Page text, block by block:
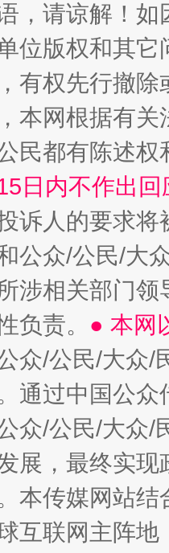
境
，请谅解！
位版权和其它
有权先行撤
本网根据有
民都有陈述
日内不作出
诉人的要求将
公众/公民/大
涉相关部门
负责。 ● 本网
众/公民/大众
通过中国公
众/公民/大众
展，最终实
本传媒网站
互联网主阵